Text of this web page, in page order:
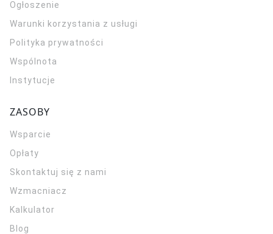
Ogłoszenie
Warunki korzystania z usługi
Polityka prywatności
Wspólnota
Instytucje
ZASOBY
Wsparcie
Opłaty
Skontaktuj się z nami
Wzmacniacz
Kalkulator
Blog